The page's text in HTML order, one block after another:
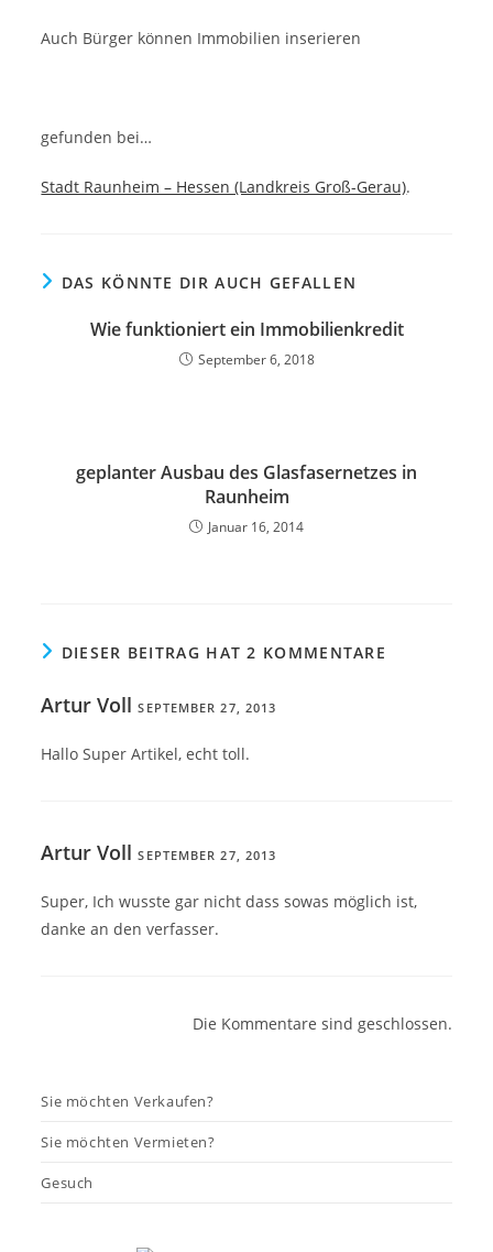
Auch Bürger können Immobilien inserieren
gefunden bei…
Stadt Raunheim – Hessen (Landkreis Groß-Gerau).
DAS KÖNNTE DIR AUCH GEFALLEN
Wie funktioniert ein Immobilienkredit
September 6, 2018
geplanter Ausbau des Glasfasernetzes in
Raunheim
Januar 16, 2014
DIESER BEITRAG HAT 2 KOMMENTARE
Artur Voll SEPTEMBER 27, 2013
Hallo Super Artikel, echt toll.
Artur Voll SEPTEMBER 27, 2013
Super, Ich wusste gar nicht dass sowas möglich ist,
danke an den verfasser.
Die Kommentare sind geschlossen.
Sie möchten Verkaufen?
Sie möchten Vermieten?
Gesuch